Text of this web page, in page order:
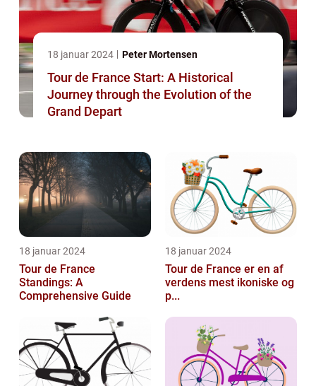
18 januar 2024 Peter Mortensen
Tour de France Start: A Historical
Journey through the Evolution of the
Grand Depart
18 januar 2024
Tour de France
Standings: A
Comprehensive Guide
18 januar 2024
Tour de France er en af
verdens mest ikoniske og
p...